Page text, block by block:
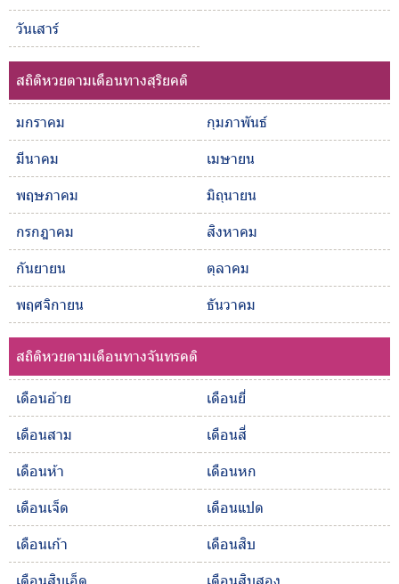
วันเสาร์
สถิติหวยตามเดือนทางสุริยคติ
มกราคม
กุมภาพันธ์
มีนาคม
เมษายน
พฤษภาคม
มิถุนายน
กรกฎาคม
สิงหาคม
กันยายน
ตุลาคม
พฤศจิกายน
ธันวาคม
สถิติหวยตามเดือนทางจันทรคติ
เดือนอ้าย
เดือนยี่
เดือนสาม
เดือนสี่
เดือนห้า
เดือนหก
เดือนเจ็ด
เดือนแปด
เดือนเก้า
เดือนสิบ
เดือนสิบเอ็ด
เดือนสิบสอง